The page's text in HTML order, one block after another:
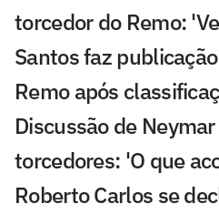
torcedor do Remo:
Santos faz
Remo após
Discussão de
torcedores: 'O que
Roberto Carlos se